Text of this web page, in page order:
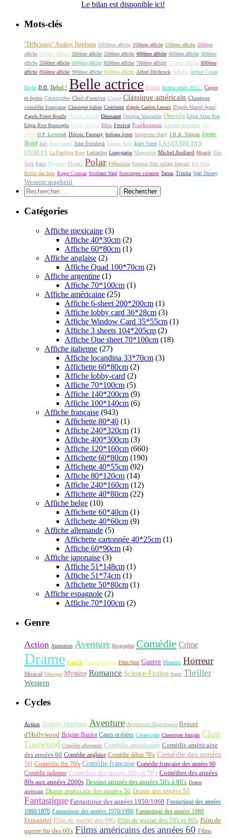
Le bilan est disponible ici!
Mots-clés
"Délicieuse" Audrey Hepburn 1000ème affiche 100ème affiche 150ème affiche 200ème
affiche 250ème affiche 300ème affiche 350ème affiche 400ème affiche 450ème affiche 500ème
affiche 550ème affiche 600ème affiche 650ème affiche 700ème affiche 750ème affiche 800ème
affiche 850ème affiche 900ème affiche 950ème affiche Alfred Hitchcock Aliens Arthur Conan
Doyle B.B. Bebel ! Belle actrice Billard Bonne année 2012 ! Capes
et épées Catastrophes Chef-d'oeuvre Cirque Classique américain Classique
comédie française Classique italien Continent d'après Gaston Leroux D'après Marcel Aymé
d'après Pierre Boulle Dessin animé Dinosaure Douglas Slocombe Dracula Edgar Allan Poe
Edgar Rice Burroughs Edgar Wallace Elvis Festival Frankenstein Georges Simenon H.G.
Wells H.P. Lovecraft Héroic Fantasy Indiana Jones Inspecteur Harry J.R.R. Tolkien James
Bond Jazz Jean Giono John Steinbeck Joyeux Noël Jules Verne LA GUERRE DES
ETOILES La Panthère Rose Lamartine Loup-garou Marguerite Michel Audiard Momie New
York Paris Péplum Pirates Polar Préhistoire Premier film parlant français Rat Pack
Robin des bois Roger Corman Scotland Yard Soucoupes volantes Tarzan Trinita Walt Disney
Western spaghetti
Rechercher :
Catégories
Affiche mexicaine (3)
Affiche 40*30cm (2)
Affiche 60*80cm (1)
Affiche anglaise (2)
Affiche Quad 100*70cm (2)
Affiche argentine (1)
Affiche 70*100cm (1)
Affiche américaine (25)
Affiche 6-sheet 200*200cm (1)
Affiche lobby card 36*28cm (3)
Affiche Window Card 35*55cm (1)
Affiche 3 sheets 104*205cm (2)
Affiche One sheet 70*100cm (18)
Affiche italienne (27)
Affiche locandina 33*70cm (3)
Affichette 60*80cm (2)
Affiche lobby-card (2)
Affiche 70*100cm (5)
Affiche 140*200cm (9)
Affiche 100*140cm (6)
Affiche française (943)
Affichette 80*40 (1)
Affiche 240*320cm (1)
Affiche 400*300cm (3)
Affiche 120*160cm (660)
Affichette 60*80cm (190)
Affichette 40*55cm (92)
Affiche 80*120cm (14)
Affiche 240*160cm (12)
Affichette 40*80cm (22)
Affiche belge (10)
Affichette 60*40cm (1)
Affichette 40*60cm (9)
Affiche allemande (5)
Affichette cartonnée 40*25cm (1)
Affiche 60*90cm (4)
Affiche japonaise (3)
Affiche 51*148cm (1)
Affiche 51*74cm (1)
Affichette 50*80cm (1)
Affiche espagnole (2)
Affiche 70*100cm (2)
Genre
Action Animation Aventure Biographie Comédie Crime
Drame Famille Fantastique Film-Noir Guerre Histoire Horreur
Musical Musique Mystère Romance Science-Fiction Sport Thriller
Western
Cycles
Action Audrey Hepburn Aventure Aventures désertiques Beauté
d'Hollywood Brigitte Bardot Capes et épées Catastrophe Classiques français Clint
Eastwood Comédie allemande Comédie américaine Comédie américaine
des années 60 Comédie anglaise Comédie début 70's Comédie des années
50 Comédie fin 70's Comédie française Comédie française des années 60
Comédie italienne Comédies des années 60's et 70's Comédies des années
80s aux années 2000s Dessins animés des années 50's à 80's Drame
américain Drame américain des années 50 Drame des années 50
Fantastique Fantastique des années 1950/1960 Fantastique des années
1960/1970 Fantastique des années 1970/1980 Fantastique des années 1980
Fernandel Film de guerre des 60's Film de guerre des 70's et 80's Film de
guerre fin des 60's Films américains des années 60 Films